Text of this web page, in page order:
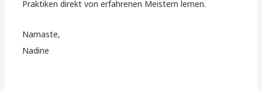
Praktiken direkt von erfahrenen Meistern lernen.
Namaste,
Nadine